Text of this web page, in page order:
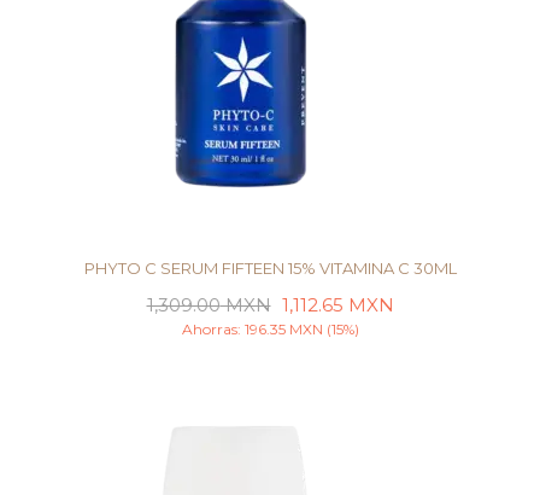
PHYTO C SERUM FIFTEEN 15% VITAMINA C 30ML
1,309.00MXN 1,112.65 MXN
Ahorras: 196.35MXN (15%)